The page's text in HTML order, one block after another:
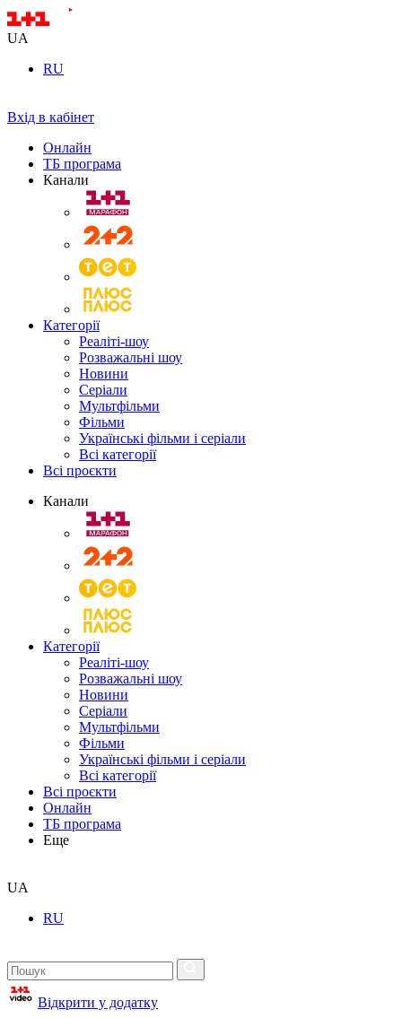
UA
RU
Вхід в кабінет
Онлайн
ТБ програма
Канали
Категорії
Реаліті-шоу
Розважальні шоу
Новини
Серіали
Мультфільми
Фільми
Українські фільми і серіали
Всі категорії
Всі проєкти
Канали
Категорії
Реаліті-шоу
Розважальні шоу
Новини
Серіали
Мультфільми
Фільми
Українські фільми і серіали
Всі категорії
Всі проєкти
Онлайн
ТБ програма
Еще
UA
RU
Відкрити у додатку